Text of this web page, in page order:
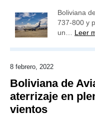
Boliviana
737-800 y
un… Leer
8 febrero, 2022
Boliviana de
aterrizaje en
vientos